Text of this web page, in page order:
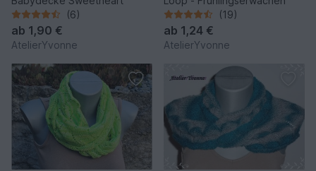
(6)
ab 1,90 €
AtelierYvonne
(19)
ab 1,24 €
AtelierYvonne